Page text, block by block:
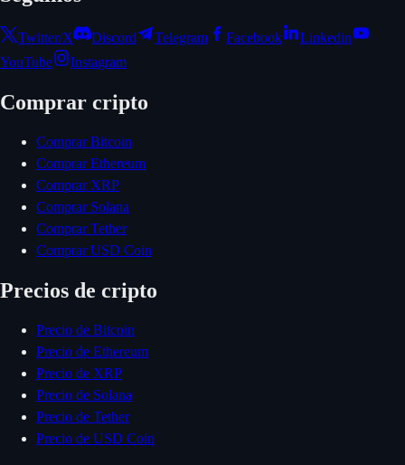
Twitter/X Discord Telegram Facebook
Linkedin
YouTube
Instagram
Comprar cripto
Comprar Bitcoin
Comprar Ethereum
Comprar XRP
Comprar Solana
Comprar Tether
Comprar USD Coin
Precios de cripto
Precio de Bitcoin
Precio de Ethereum
Precio de XRP
Precio de Solana
Precio de Tether
Precio de USD Coin